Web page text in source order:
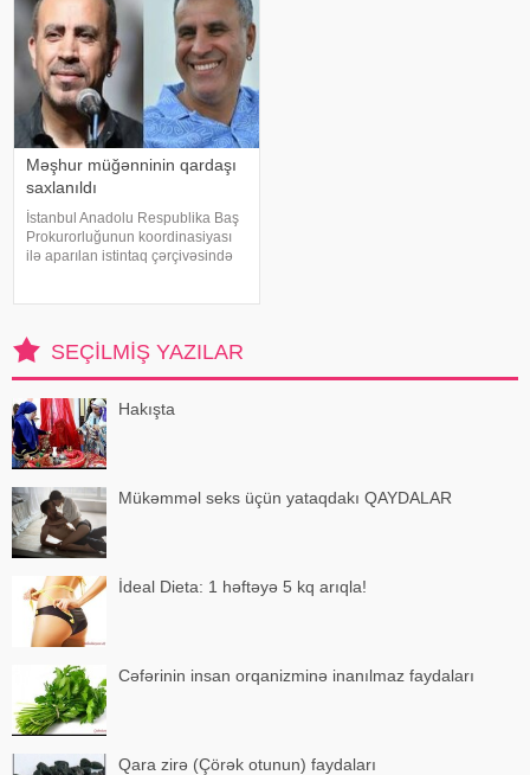
Məşhur müğənninin qardaşı
saxlanıldı
İstanbul Anadolu Respublika Baş
Prokurorluğunun koordinasiyası
ilə aparılan istintaq çərçivəsində
SEÇILMIŞ YAZILAR
Hakışta
Mükəmməl seks üçün yataqdakı QAYDALAR
İdeal Dieta: 1 həftəyə 5 kq arıqla!
Cəfərinin insan orqanizminə inanılmaz faydaları
Qara zirə (Çörək otunun) faydaları